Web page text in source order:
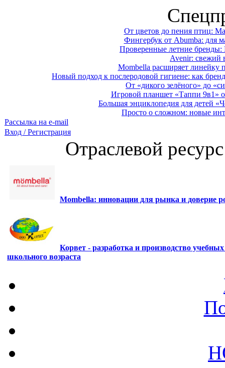
От цветов до пения птиц:
Фингербук от Abumba: для
Проверенные летние
Avenir: свежий
Mombella расширяет линейку
Новый подход к послеродовой гигиене: как
От «дикого зелёного» до
Игровой планшет «Таппи 9в1»
Большая энциклопедия для детей
Просто о сложном: новые
Рассылка на e-mail
Вход / Регистрация
Отраслевой
Mombella: инновации для рынка и доверие
Корвет - разработка и производство
школьного возраста